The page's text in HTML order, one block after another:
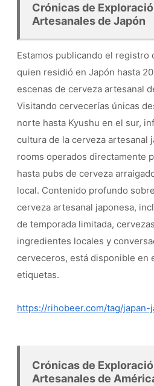
Crónicas de
Artesanales de Japón
Estamos publicando el registro
quien residió en Japón hasta
escenas de cerveza artesanal
Visitando cervecerías únicas
norte hasta Kyushu en el sur,
cultura de la cerveza artesanal
rooms operados directamente
hasta pubs de cerveza
local. Contenido profundo
cerveza artesanal japonesa,
de temporada limitada,
ingredientes locales y
cerveceros, está disponible en
etiquetas.
https://rihobeer.com/tag/japan-
Crónicas de
Artesanales de